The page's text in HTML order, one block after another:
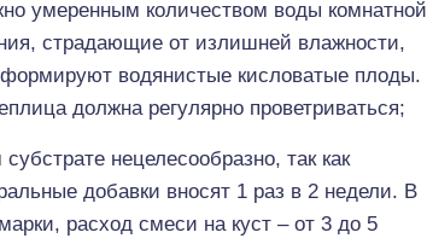
умеренным количеством воды комнатной
страдающие от излишней влажности,
водянистые кисловатые плоды.
должна регулярно проветриваться;
нецелесообразно, так как
добавки вносят 1 раз в 2 недели. В
расход смеси на куст – от 3 до 5